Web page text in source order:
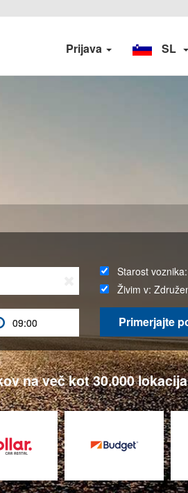
Prijava SL
Starost
Živim v:
Primerjajte
na več kot 30.000